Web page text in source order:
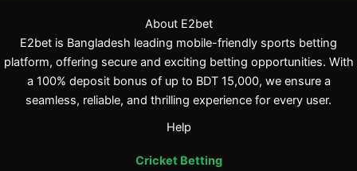
About E2bet
E2bet is Bangladesh leading mobile-friendly sports betting
platform, offering secure and exciting betting opportunities. With
a 100% deposit bonus of up to BDT 15,000, we ensure a
seamless, reliable, and thrilling experience for every user.
Help
Cricket Betting